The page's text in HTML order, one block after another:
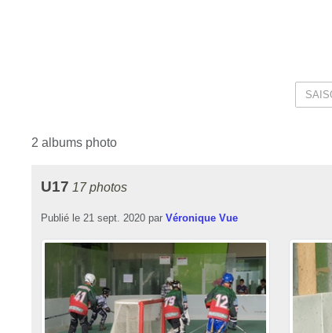
2 albums photo
U17 17 photos
Publié le 21 sept. 2020 par Véronique Vue